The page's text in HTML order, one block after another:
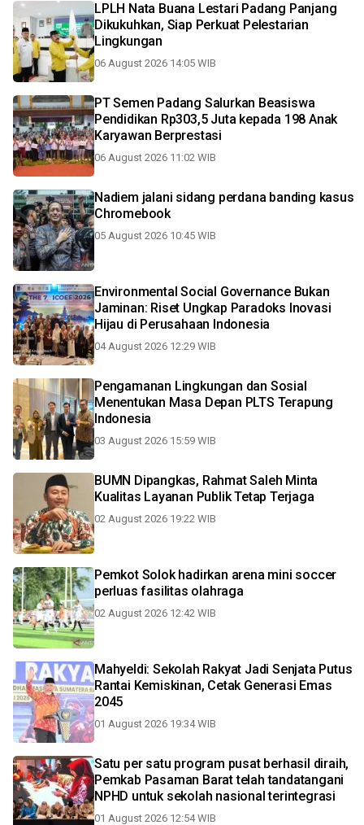
LPLH Nata Buana Lestari Padang Panjang
Dikukuhkan, Siap Perkuat Pelestarian
Lingkungan
06 August 2026 14:05 WIB
PT Semen Padang Salurkan Beasiswa
Pendidikan Rp303,5 Juta kepada 198 Anak
Karyawan Berprestasi
06 August 2026 11:02 WIB
Nadiem jalani sidang perdana banding kasus
Chromebook
05 August 2026 10:45 WIB
Environmental Social Governance Bukan
Jaminan: Riset Ungkap Paradoks Inovasi
Hijau di Perusahaan Indonesia
04 August 2026 12:29 WIB
Pengamanan Lingkungan dan Sosial
Menentukan Masa Depan PLTS Terapung
Indonesia
03 August 2026 15:59 WIB
BUMN Dipangkas, Rahmat Saleh Minta
Kualitas Layanan Publik Tetap Terjaga
02 August 2026 19:22 WIB
Pemkot Solok hadirkan arena mini soccer
perluas fasilitas olahraga
02 August 2026 12:42 WIB
Mahyeldi: Sekolah Rakyat Jadi Senjata Putus
Rantai Kemiskinan, Cetak Generasi Emas
2045
01 August 2026 19:34 WIB
Satu per satu program pusat berhasil diraih,
Pemkab Pasaman Barat telah tandatangani
NPHD untuk sekolah nasional terintegrasi
01 August 2026 12:54 WIB